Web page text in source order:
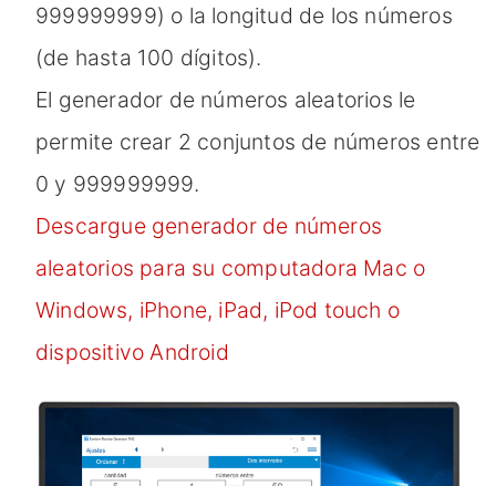
999999999) o la longitud de los números
(de hasta 100 dígitos).
El generador de números aleatorios le
permite crear 2 conjuntos de números entre
0 y 999999999.
Descargue generador de números
aleatorios para su computadora Mac o
Windows, iPhone, iPad, iPod touch o
dispositivo Android